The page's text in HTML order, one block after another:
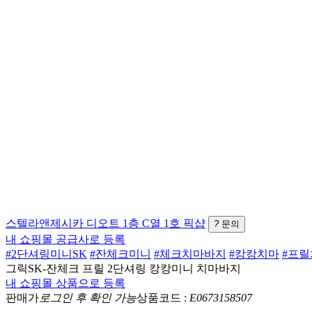
스텔라앤제시카 디오트 1층 C열 1호 픽샵 ? 문의
내 쇼핑몰 공급사로 등록
#2단셔링미니SK #잔체크미니 #체크치마바지 #캉캉치마 #프
그릭SK-잔체크 프릴 2단셔링 캉캉미니 치마바지
내 쇼핑몰 상품으로 등록
판매가 로그인 후 확인 가능상품코드 : E0673158507